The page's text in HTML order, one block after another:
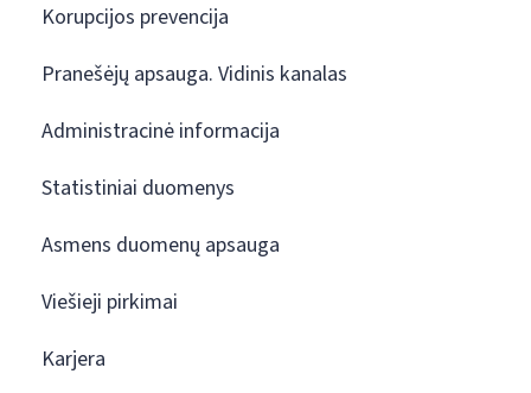
Korupcijos prevencija
Pranešėjų apsauga. Vidinis kanalas
Administracinė informacija
Statistiniai duomenys
Asmens duomenų apsauga
Viešieji pirkimai
Karjera